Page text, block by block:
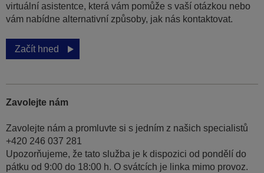
virtuální asistentce, která vám pomůže s vaší otázkou nebo
vám nabídne alternativní způsoby, jak nás kontaktovat.
Začít hned
Zavolejte nám
Zavolejte nám a promluvte si s jedním z našich specialistů
+420 246 037 281
Upozorňujeme, že tato služba je k dispozici od pondělí do
pátku od 9:00 do 18:00 h. O svátcích je linka mimo provoz.